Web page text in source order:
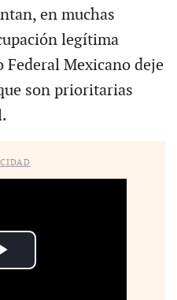
en muchas
legítima
Federal Mexicano deje
son prioritarias